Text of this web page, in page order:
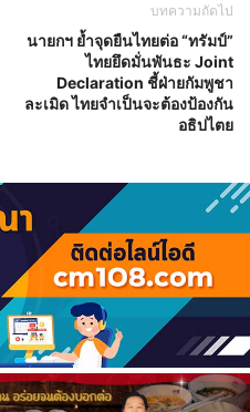
บทความถัดไป
นายกฯ ย้ำจุดยืนไทยต่อ “ทรัมป์”
ไทยยึดมั่นพันธะ Joint
Declaration ชี้ฝ่ายกัมพูชา
ละเมิด ไทยจำเป็นจะต้องป้องกัน
อธิปไตย